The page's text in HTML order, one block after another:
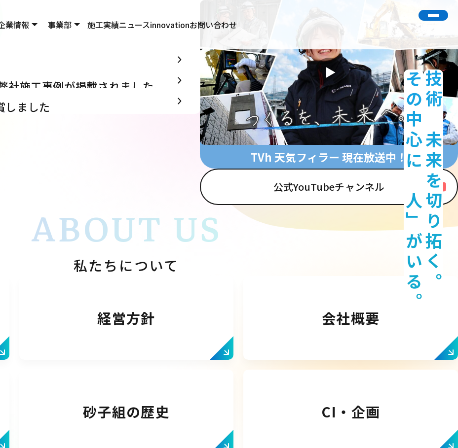
業情報 事業部 施工実績ニュースinnovationお問い合わせ
技術で未来を切り拓く。
その中心に「人」がいる。
施工事例が掲載されました。
ました
TVh 天気フィラー 現在放送中！
公式YouTubeチャンネル
私たちについて
ABOUT US
経営方針 会社概要
砂子組の歴史 CI・企画